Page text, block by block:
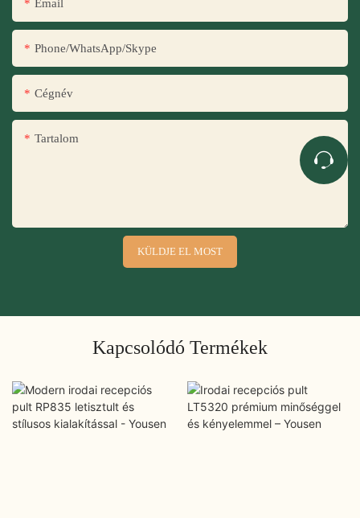
Email
Phone/WhatsApp/Skype
Cégnév
Tartalom
KÜLDJE EL MOST
Kapcsolódó Termékek